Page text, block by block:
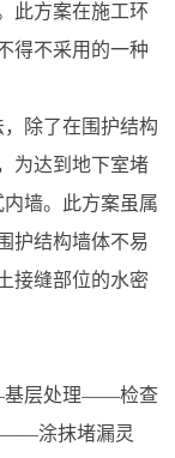
此方案在施工环
得不采用的一种
除了在围护结构
为达到地下室堵
墙。此方案虽属
护结构墙体不易
接缝部位的水密
基层处理——检查
涂抹堵漏灵